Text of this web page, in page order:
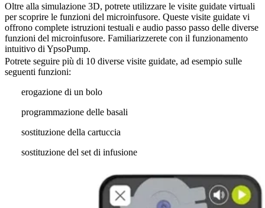
Oltre alla simulazione 3D, potrete utilizzare le visite guidate virtuali
per scoprire le funzioni del microinfusore. Queste visite guidate vi
offrono complete istruzioni testuali e audio passo passo delle diverse
funzioni del microinfusore. Familiarizzerete con il funzionamento
intuitivo di YpsoPump.
Potrete seguire più di 10 diverse visite guidate, ad esempio sulle
seguenti funzioni:
erogazione di un bolo
programmazione delle basali
sostituzione della cartuccia
sostituzione del set di infusione